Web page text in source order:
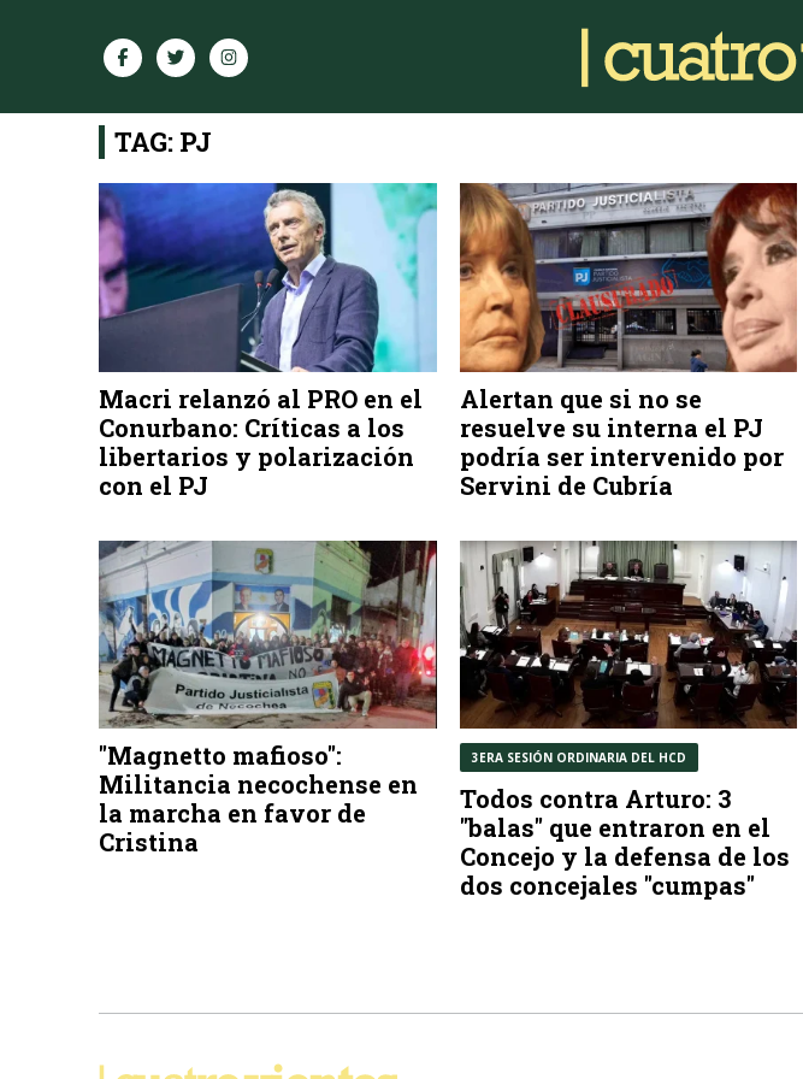
TAG: PJ
Macri relanzó al PRO en el
Conurbano: Críticas a los
libertarios y polarización
con el PJ
Alertan que si no se
resuelve su interna el PJ
podría ser intervenido por
Servini de Cubría
"Magnetto mafioso":
Militancia necochense en
la marcha en favor de
Cristina
3ERA SESIÓN ORDINARIA DEL HCD
Todos contra Arturo: 3
"balas" que entraron en el
Concejo y la defensa de los
dos concejales "cumpas"